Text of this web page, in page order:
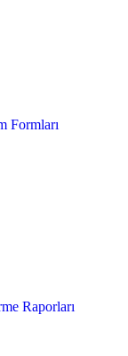
Formları
Raporları